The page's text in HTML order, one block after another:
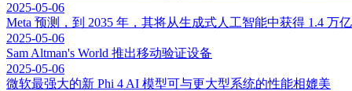
2025-05-06
Meta 预测，到 2035 年，其将从生成式人工智能中获得 1.4 万
2025-05-06
Sam Altman's World 推出移动验证设备
2025-05-06
微软最强大的新 Phi 4 AI 模型可与更大型系统的性能相媲美